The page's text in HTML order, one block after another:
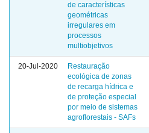
de características
geométricas
irregulares em
processos
multiobjetivos
20-Jul-2020
Restauração
ecológica de zonas
de recarga hídrica e
de proteção especial
por meio de sistemas
agroflorestais - SAFs